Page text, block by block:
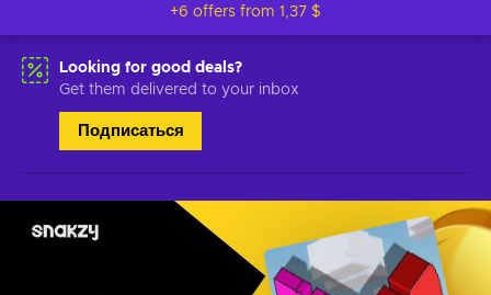
+6 offers from 1,37 $
Looking for good deals?
Get them delivered to your inbox
Подписаться